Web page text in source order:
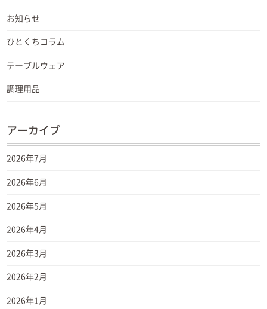
お知らせ
ひとくちコラム
テーブルウェア
調理用品
アーカイブ
2026年7月
2026年6月
2026年5月
2026年4月
2026年3月
2026年2月
2026年1月